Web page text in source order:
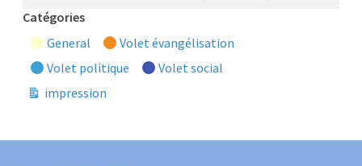
Catégories
General
Volet évangélisation
Volet politique
Volet social
Vue
impression